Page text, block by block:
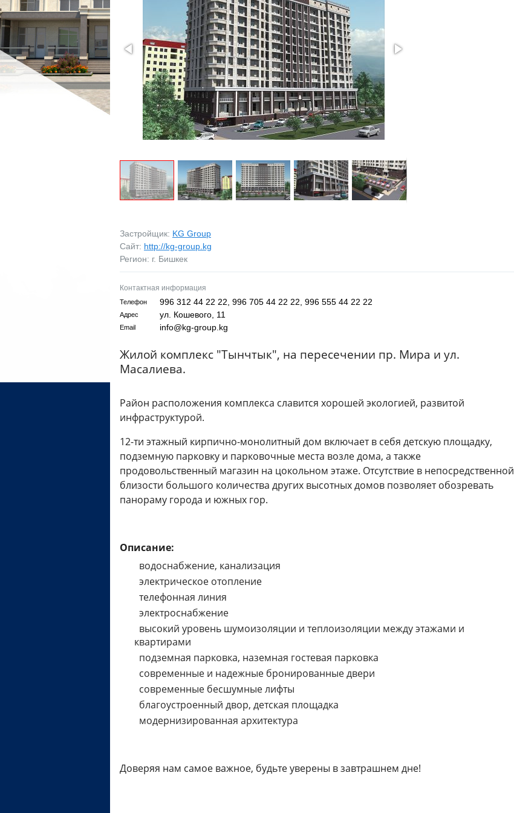
ПРОМБАЗЫ
ПРОЧЕЕ
ВОЗЬМУ В АРЕНДУ
МАГАЗИНЫ
ПРОМБАЗЫ
ПРОЧЕЕ
ЗАРУБЕЖНАЯ НЕДВИЖИМОСТЬ
Застройщик: KG Group
Сайт: http://kg-group.kg
Регион: г. Бишкек
Контактная информация
Телефон 996 312 44 22 22, 996 705 44 22 22, 996 555 44 22 22
Адрес ул. Кошевого, 11
Email info@kg-group.kg
Жилой комплекс "Тынчтык", на пересечении пр. Мира и ул.
Масалиева.
Район расположения комплекса славится хорошей экологией, развитой
инфраструктурой.
12-ти этажный кирпично-монолитный дом включает в себя детскую площадку,
подземную парковку и парковочные места возле дома, а также
продовольственный магазин на цокольном этаже. Отсутствие в непосредственной
близости большого количества других высотных домов позволяет обозревать
панораму города и южных гор.
Описание:
водоснабжение, канализация
электрическое отопление
телефонная линия
электроснабжение
высокий уровень шумоизоляции и теплоизоляции между этажами и
квартирами
подземная парковка, наземная гостевая парковка
современные и надежные бронированные двери
современные бесшумные лифты
благоустроенный двор, детская площадка
модернизированная архитектура
Доверяя нам самое важное, будьте уверены в завтрашнем дне!